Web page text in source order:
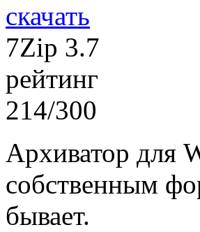
скачать
7Zip 3.7
рейтинг
214/300
Архиватор для
собственным
бывает.